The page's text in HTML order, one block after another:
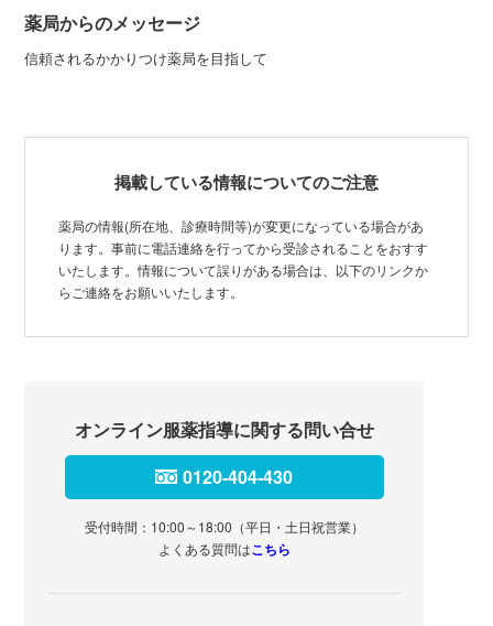
薬局からのメッセージ
信頼されるかかりつけ薬局を目指して
掲載している情報についてのご注意
薬局の情報(所在地、診療時間等)が変更になっている場合があ
ります。事前に電話連絡を行ってから受診されることをおすす
いたします。情報について誤りがある場合は、以下のリンクか
らご連絡をお願いいたします。
オンライン服薬指導に関する問い合せ
0120-404-430
受付時間：10:00～18:00（平日・土日祝営業）
よくある質問はこちら